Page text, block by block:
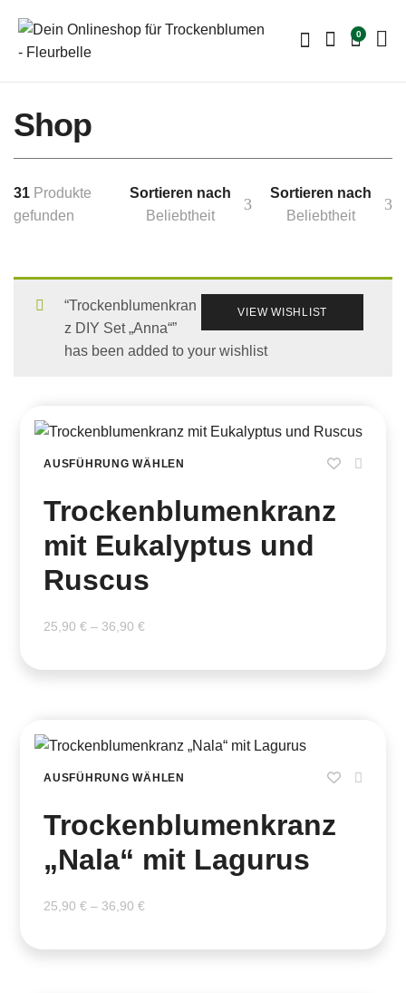
0
Shop
31 Produkte
gefunden
Sortieren nach
Beliebtheit
Sortieren nach
Beliebtheit
VIEW WISHLIST
“Trockenblumenkran
z DIY Set „Anna“”
has been added to your wishlist
AUSFÜHRUNG WÄHLEN
Trockenblumenkranz
mit Eukalyptus und
Ruscus
25,90 € – 36,90 €
AUSFÜHRUNG WÄHLEN
Trockenblumenkranz
„Nala“ mit Lagurus
25,90 € – 36,90 €